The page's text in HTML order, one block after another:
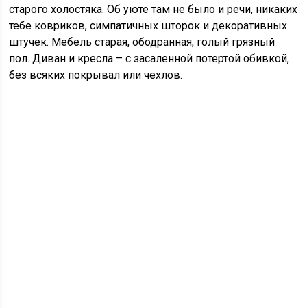
старого холостяка. Об уюте там не было и речи, никаких
тебе ковриков, симпатичных шторок и декоративных
штучек. Мебель старая, ободранная, голый грязный
пол. Диван и кресла – с засаленной потертой обивкой,
без всяких покрывал или чехлов.